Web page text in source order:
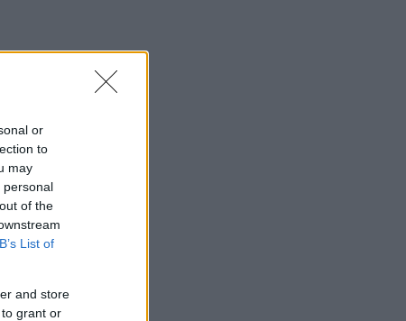
or
to
may
personal
of the
List of
and store
grant or